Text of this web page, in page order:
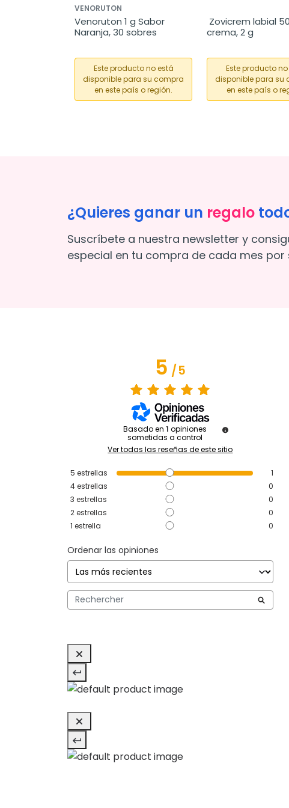
VENORUTON
Venoruton 1 g Sabor
Naranja, 30 sobres
Este producto no está
disponible para su compra
en este país o región.
Zovicrem labial
crema, 2 g
Este producto
disponible para su
en este país o
¿Quieres ganar un regalo
Suscríbete a nuestra newsletter y
especial en tu compra de cada mes por
5/5
Basado en 1 opiniones
sometidas a control
Ver todas las reseñas de este sitio
5 estrellas
1
4estrellas
0
3 estrellas
0
2estrellas
0
1 estrella 0
Ordenar las opiniones